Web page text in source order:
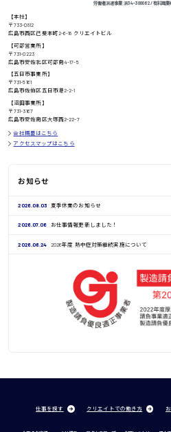
高知県
鳥取県
日給8000円〜
労働者派遣事業 派34-300062 / 有料職
【本社】
〒733-0812
広島市西区己斐本町2-6-18 クリエイトビル
【可部営業所】
〒731-0223
広島市安佐北区可部南4-17-5
【五日市事業所】
〒731-5161
広島市佐伯区五日市港2-2-1
【沼田事業所】
〒731-3167
広島市安佐南区大塚西2-22-7
会社概要はこちら
アクセスマップはこちら
お知らせ
2026.08.03 夏季休業のお知らせ
2026.07.06 お仕事情報更新しました！
2026.06.24 2026年度 熱中症対策継続実施について
仕事を探す クリエイトでの働き方